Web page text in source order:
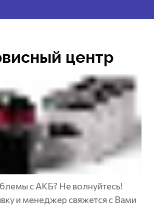
центр
с АКБ? Не волнуйтесь!
и менеджер свяжется с Вами